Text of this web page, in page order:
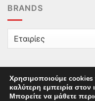
BRANDS
Copyright © 2025
Χρησιμοποιούμε
καλύτερη εμπειρία στον
Μπορείτε να μάθετε